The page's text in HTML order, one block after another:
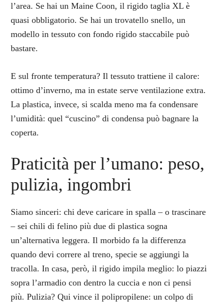
l’area. Se hai un Maine Coon, il rigido taglia XL è
quasi obbligatorio. Se hai un trovatello snello, un
modello in tessuto con fondo rigido staccabile può
bastare.
E sul fronte temperatura? Il tessuto trattiene il calore:
ottimo d’inverno, ma in estate serve ventilazione extra.
La plastica, invece, si scalda meno ma fa condensare
l’umidità: quel “cuscino” di condensa può bagnare la
coperta.
Praticità per l’umano: peso,
pulizia, ingombri
Siamo sinceri: chi deve caricare in spalla – o trascinare
– sei chili di felino più due di plastica sogna
un’alternativa leggera. Il morbido fa la differenza
quando devi correre al treno, specie se aggiungi la
tracolla. In casa, però, il rigido impila meglio: lo piazzi
sopra l’armadio con dentro la cuccia e non ci pensi
più. Pulizia? Qui vince il polipropilene: un colpo di